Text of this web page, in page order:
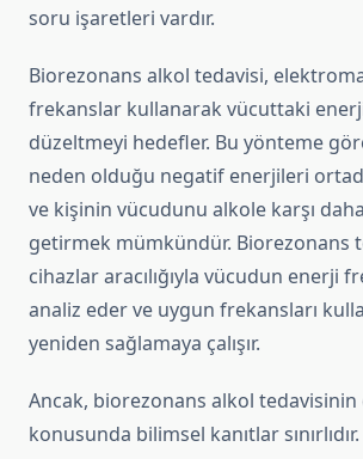
soru işaretleri vardır.
Biorezonans alkol tedavisi,
frekanslar kullanarak vücuttaki
düzeltmeyi hedefler. Bu yönteme
neden olduğu negatif enerjileri
ve kişinin vücudunu alkole karşı
getirmek mümkündür. Biorezonans
cihazlar aracılığıyla vücudun enerji
analiz eder ve uygun frekansları
yeniden sağlamaya çalışır.
Ancak, biorezonans alkol
konusunda bilimsel kanıtlar